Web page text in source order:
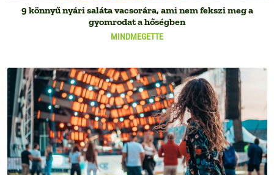
MINDMEGETTE
9 könnyű nyári saláta vacsorára, ami nem fekszi meg a
gyomrodat a hőségben